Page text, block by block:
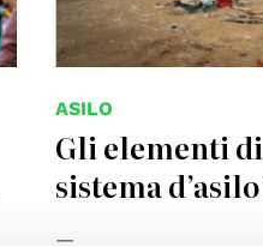
ASILO
Gli elementi
sistema